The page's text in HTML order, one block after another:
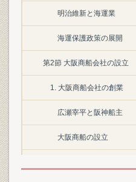
明治維新と海運業
海運保護政策の展開
第2節 大阪商船会社の設立
1. 大阪商船会社の創業
広瀬宰平と阪神船主
大阪商船の設立